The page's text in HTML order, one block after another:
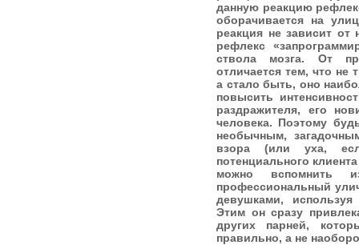
данную реакцию
оборачивается на
реакция не зависит от
рефлекс
ствола мозга. От
отличается тем, что не
а стало быть, оно
повысить
раздражителя, его
человека. Поэтому
необычным,
взора (или уха,
потенциального
можно вспомнить
профессиональный
девушками,
Этим он сразу
других парней,
правильно, а не